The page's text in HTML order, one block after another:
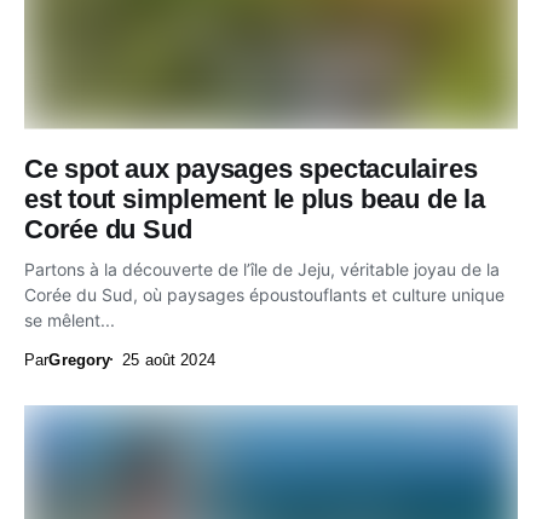
Ce spot aux paysages spectaculaires
est tout simplement le plus beau de la
Corée du Sud
Partons à la découverte de l’île de Jeju, véritable joyau de la
Corée du Sud, où paysages époustouflants et culture unique
se mêlent...
ParGregory 25 août 2024